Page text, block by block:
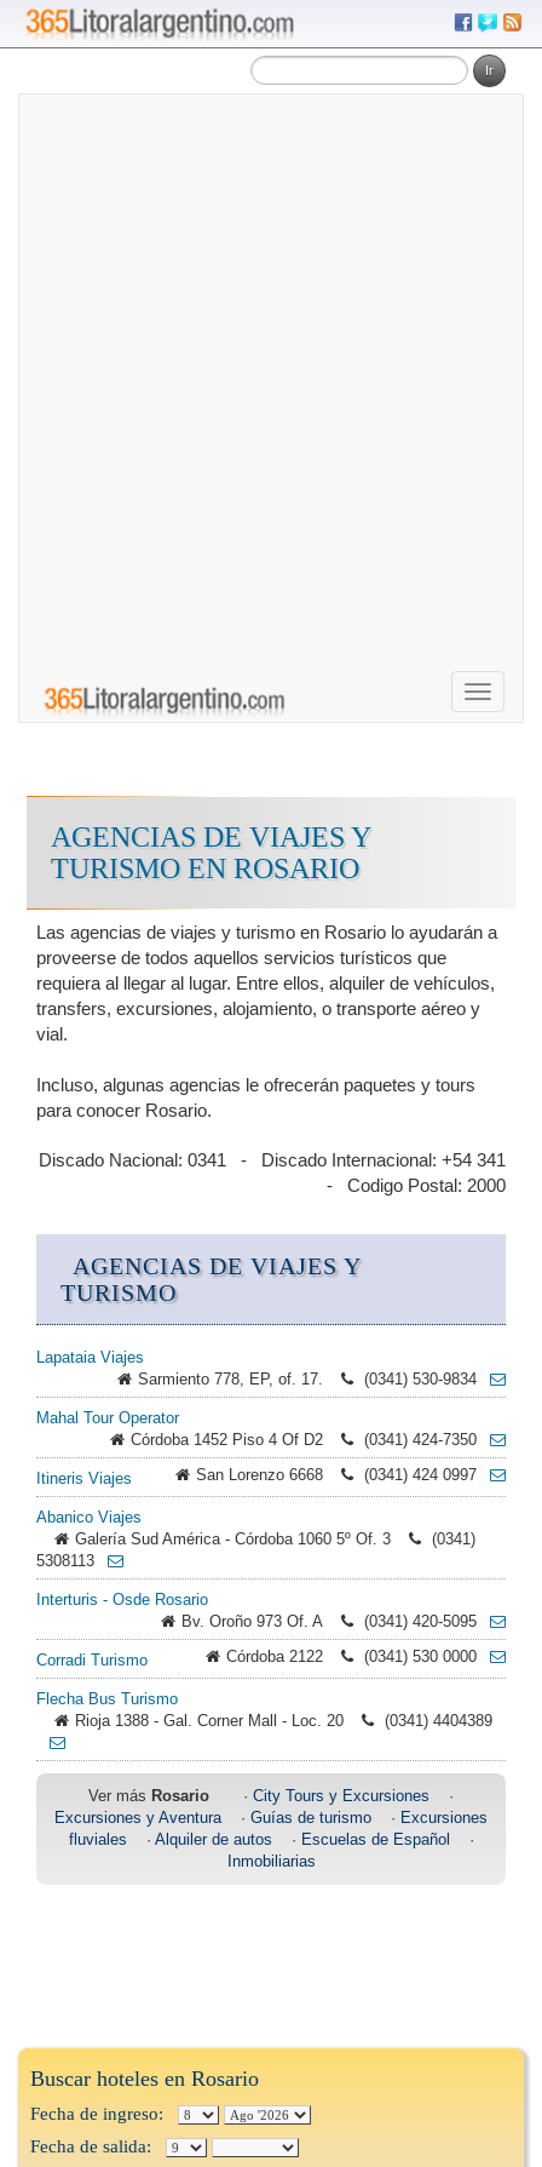
Toggle
AGENCIAS DE VIAJES Y
TURISMO EN ROSARIO
Las agencias de viajes y turismo en Rosario lo ayudarán a
proveerse de todos aquellos servicios turísticos que
requiera al llegar al lugar. Entre ellos, alquiler de vehículos,
transfers, excursiones, alojamiento, o transporte aéreo y
vial.
Incluso, algunas agencias le ofrecerán paquetes y tours
para conocer Rosario.
Discado Nacional: 0341 - Discado Internacional: +54 341
- Codigo Postal: 2000
AGENCIAS DE VIAJES Y
TURISMO
Lapataia Viajes
Sarmiento 778, EP, of. 17.
(0341) 530-9834
Mahal Tour Operator
Córdoba 1452 Piso 4 Of D2
(0341) 424-7350
Itineris Viajes San Lorenzo 6668 (0341) 424 0997
Abanico Viajes
Galería Sud América - Córdoba 1060 5º Of. 3
(0341)
5308113
Interturis - Osde Rosario
Bv. Oroño 973 Of. A
(0341) 420-5095
Corradi Turismo Córdoba 2122 (0341) 530 0000
Flecha Bus Turismo
Rioja 1388 - Gal. Corner Mall - Loc. 20
(0341) 4404389
Ver más Rosario · City Tours y Excursiones ·
Excursiones y Aventura· Guías de turismo · Excursiones
fluviales · Alquiler de autos · Escuelas de Español
·
Inmobiliarias
Buscar hoteles en Rosario
Fecha de ingreso:
Fecha de salida: